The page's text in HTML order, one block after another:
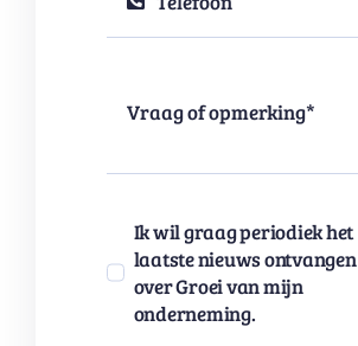
Ik wil graag periodiek het
laatste nieuws ontvangen
over Groei van mijn
onderneming.